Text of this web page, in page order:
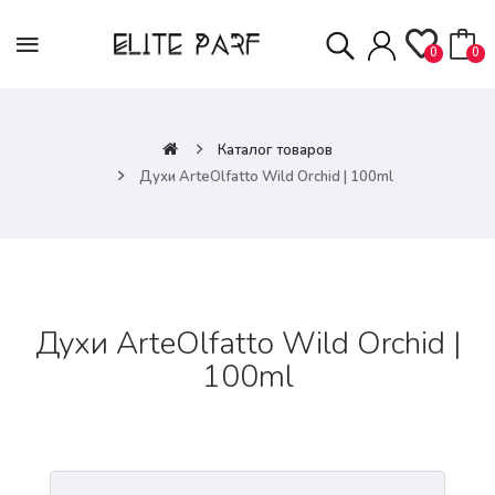
0 0
Каталог товаров
Духи ArteOlfatto Wild Orchid | 100ml
Духи ArteOlfatto Wild Orchid |
100ml